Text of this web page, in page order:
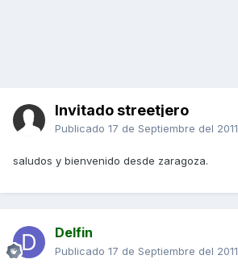
Invitado streetjero
Publicado 17 de Septiembre del 2011
saludos y bienvenido desde zaragoza.
Delfin
Publicado 17 de Septiembre del 2011